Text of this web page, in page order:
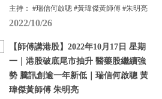
主持： #瑞信何啟聰 #黃瑋傑黃師傅 #朱明亮
2022/10/26
【師傅講港股】2022年10月17日 星期
一｜港股破底尾市抽升 醫藥股繼續強
勢 騰訊創逾一年新低｜瑞信何啟聰 黃
瑋傑黃師傅 朱明亮